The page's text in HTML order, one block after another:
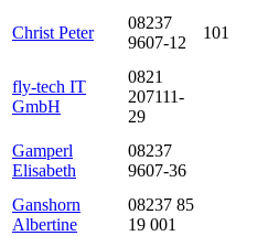
Christ Peter
08237
9607-12
101
fly-tech IT
GmbH
0821
207111-
29
Gamperl
Elisabeth
08237
9607-36
Ganshorn
Albertine
08237 85
19 001